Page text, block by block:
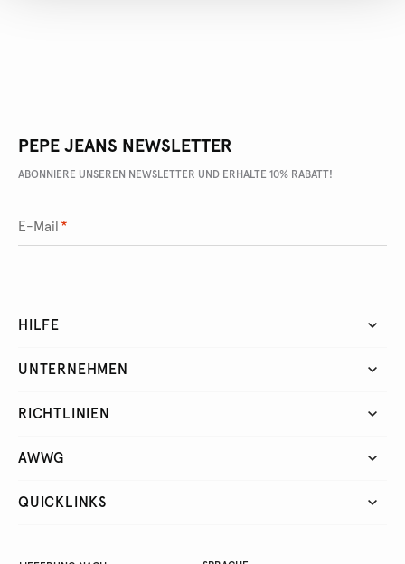
PEPE JEANS NEWSLETTER
ABONNIERE UNSEREN NEWSLETTER UND ERHALTE 10% RABATT!
E-Mail *
HILFE
UNTERNEHMEN
RICHTLINIEN
AWWG
QUICKLINKS